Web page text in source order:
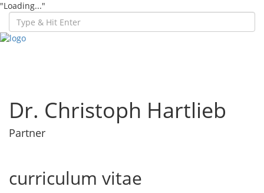
"Loading..."
Dr. Christoph Hartlieb
Partner
curriculum vitae